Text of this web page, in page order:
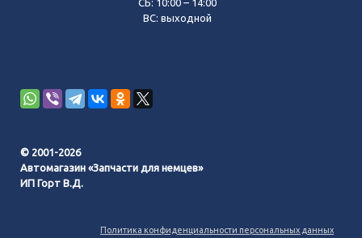
СБ: 10:00 – 14:00
ВС: выходной
© 2001-2026
Автомагазин «Запчасти для немцев»
ИП Горт В.Д.
Политика конфиденциальности персональных данных